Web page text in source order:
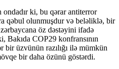
ki, bu qərar antiterror
qəbul olunmuşdur və beləliklə, bir
öz dəstəyini ifadə
Bakıda COP29 konfransının
üzvünün razılığı ilə mümkün
bir daha özünü göstərdi.